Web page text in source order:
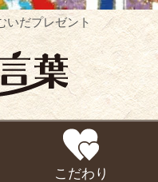
だプレゼント
こだわり